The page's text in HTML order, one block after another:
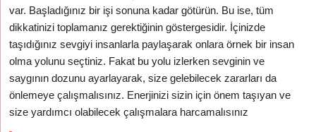
var. Başladığınız bir işi sonuna kadar götürün. Bu ise, tüm
dikkatinizi toplamanız gerektiğinin göstergesidir. İçinizde
taşıdığınız sevgiyi insanlarla paylaşarak onlara örnek bir insan
olma yolunu seçtiniz. Fakat bu yolu izlerken sevginin ve
saygının dozunu ayarlayarak, size gelebilecek zararları da
önlemeye çalışmalısınız. Enerjinizi sizin için önem taşıyan ve
size yardımcı olabilecek çalışmalara harcamalısınız